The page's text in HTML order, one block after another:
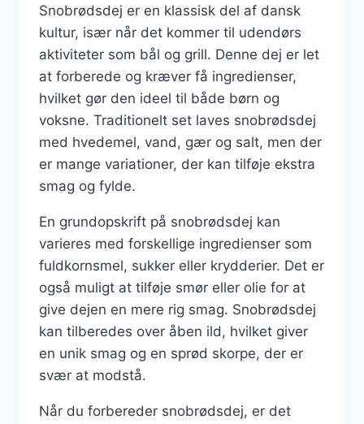
Snobrødsdej er en klassisk del af dansk
kultur, især når det kommer til udendørs
aktiviteter som bål og grill. Denne dej er let
at forberede og kræver få ingredienser,
hvilket gør den ideel til både børn og
voksne. Traditionelt set laves snobrødsdej
med hvedemel, vand, gær og salt, men der
er mange variationer, der kan tilføje ekstra
smag og fylde.
En grundopskrift på snobrødsdej kan
varieres med forskellige ingredienser som
fuldkornsmel, sukker eller krydderier. Det er
også muligt at tilføje smør eller olie for at
give dejen en mere rig smag. Snobrødsdej
kan tilberedes over åben ild, hvilket giver
en unik smag og en sprød skorpe, der er
svær at modstå.
Når du forbereder snobrødsdej, er det